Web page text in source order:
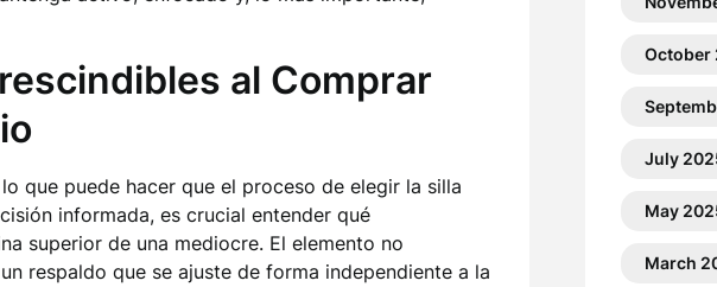
al Comprar
que puede hacer que el proceso de elegir la silla
informada, es crucial entender qué
superior de una mediocre. El elemento no
respaldo que se ajuste de forma independiente a la
October
July
May
March